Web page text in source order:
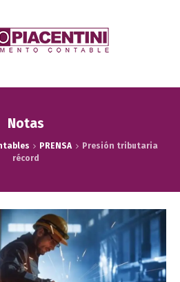
Notas
PRENSA
Presión tributaria
récord